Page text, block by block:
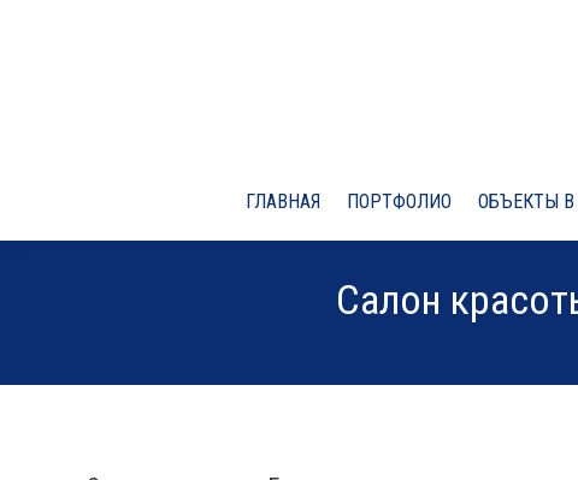
ГЛАВНАЯ ПОРТФОЛИО ОБЪЕКТЫ В
Салон